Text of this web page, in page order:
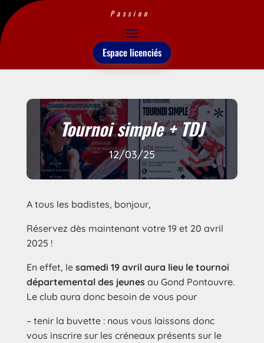
Passion |
Espace licenciés
Tournoi simple + TDJ
12/03/25
A tous les badistes, bonjour,
Réservez dès maintenant votre 19 et 20 avril
2025 !
En effet, le samedi 19 avril aura lieu le tournoi
départemental des jeunes au Gond Pontouvre.
Le club aura donc besoin de vous pour
– tenir la buvette : nous vous laissons donc
vous inscrire sur les créneaux présents sur le